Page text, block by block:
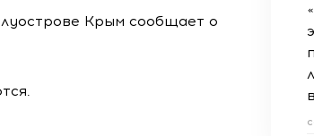
Крым сообщает о